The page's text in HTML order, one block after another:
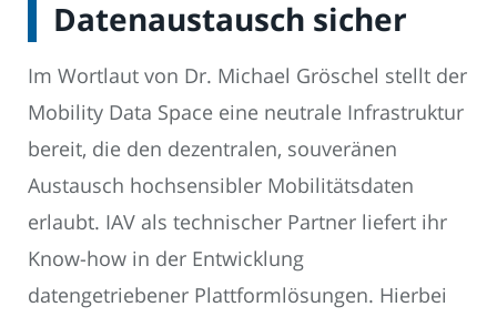
Datenaustausch sicher
Im Wortlaut von Dr. Michael Gröschel stellt der
Mobility Data Space eine neutrale Infrastruktur
bereit, die den dezentralen, souveränen
Austausch hochsensibler Mobilitätsdaten
erlaubt. IAV als technischer Partner liefert ihr
Know-how in der Entwicklung
datengetriebener Plattformlösungen. Hierbei